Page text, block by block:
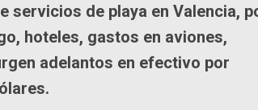
servicios de playa en Valencia,
hoteles, gastos en aviones,
adelantos en efectivo por